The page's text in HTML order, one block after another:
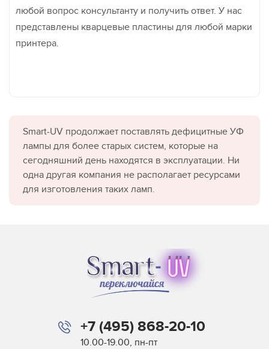
любой вопрос консультанту и получить ответ. У нас
представлены кварцевые пластины для любой марки
принтера.
Smart-UV продолжает поставлять дефицитные УФ
лампы для более старых систем, которые на
сегодняшний день находятся в эксплуатации. Ни
одна другая компания не располагает ресурсами
для изготовления таких ламп.
+7 (495) 868-20-10
10.00-19.00, пн-пт